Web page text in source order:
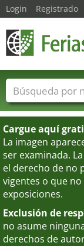
Cargue aquí
La imagen
ser examinada.
el derecho de no
vigentes o que
exposiciones.
Exclusión de
no asume
derechos de
Login Registrado
Nombres de
Sectores de
Sectores de